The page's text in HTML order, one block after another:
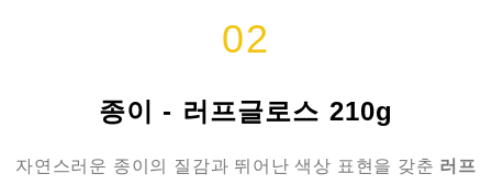
02
종이 - 러프글로스 210g
자연스러운 종이의 질감과 뛰어난 색상 표현을 갖춘 러프